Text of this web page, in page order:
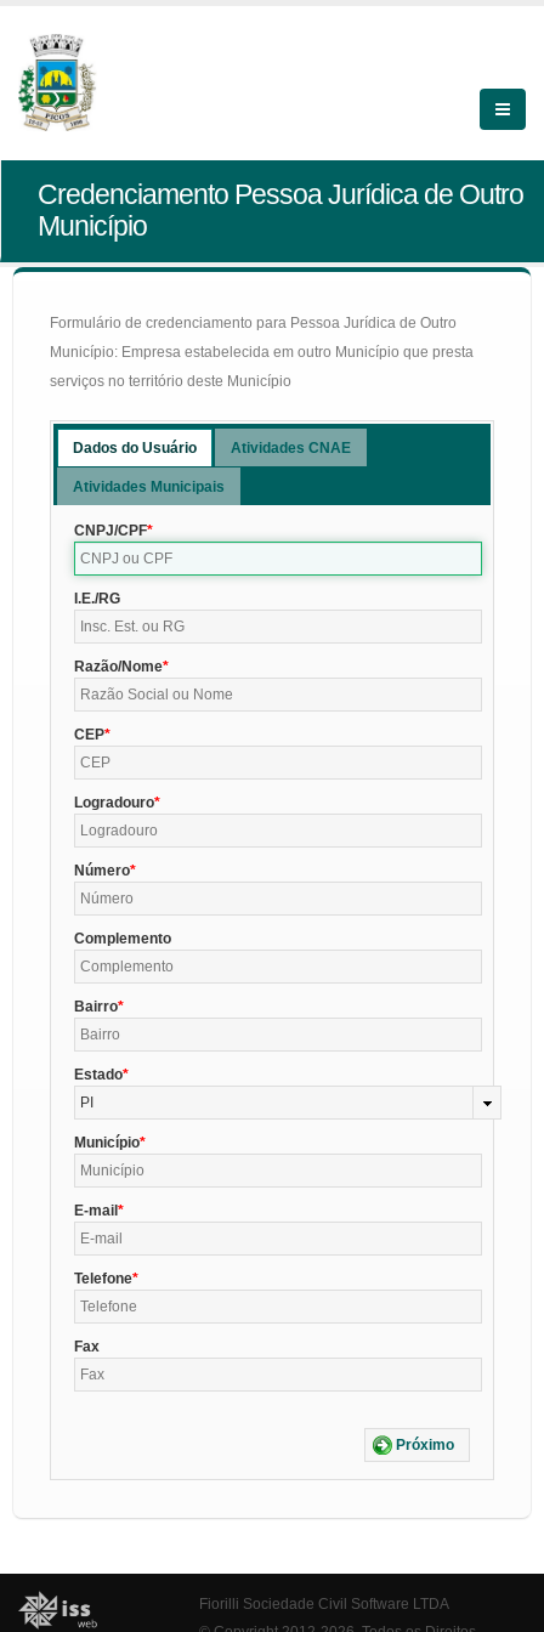
Credenciamento Pessoa Jurídica de Outro
Município
Formulário de credenciamento para Pessoa Jurídica de Outro
Município: Empresa estabelecida em outro Município que presta
serviços no território deste Município
Dados do Usuário Atividades CNAE
Atividades Municipais
CNPJ/CPF
I.E./RG
Razão/Nome
CEP
Logradouro
Número
Complemento
Bairro
Estado
PI
Município
E-mail
Telefone
Fax
Próximo
Fiorilli Sociedade Civil Software LTDA